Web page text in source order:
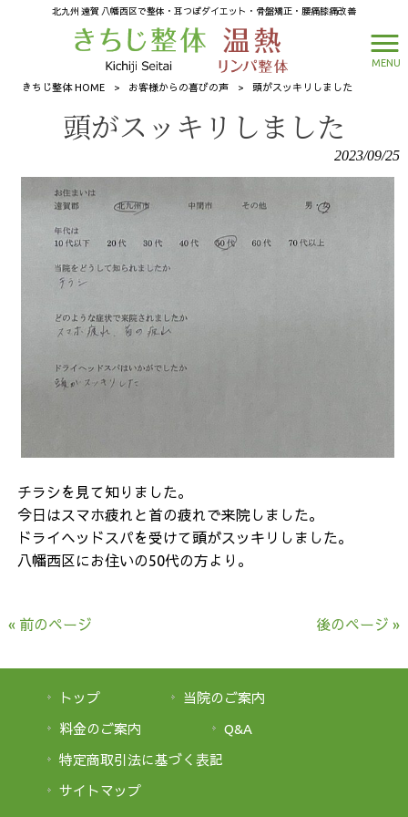
北九州 遠賀 八幡西区で整体・耳つぼダイエット・骨盤矯正・腰痛膝痛改善
MENU
きちじ整体 HOME > お客様からの喜びの声 > 頭がスッキリしました
頭がスッキリしました
2023/09/25
チラシを見て知りました。
今日はスマホ疲れと首の疲れで来院しました。
ドライヘッドスパを受けて頭がスッキリしました。
八幡西区にお住いの50代の方より。
« 前のページ 後のページ »
トップ
当院のご案内
料金のご案内
Q&A
特定商取引法に基づく表記
サイトマップ